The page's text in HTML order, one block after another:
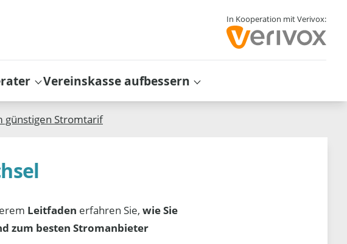
In Kooperation mit Verivox:
Vereinskasse aufbessern
günstigen Stromtarif
Leitfaden erfahren Sie,wie Sie
zum besten Stromanbieter